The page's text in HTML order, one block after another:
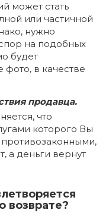
может стать
или частичной
нужно
на подобных
будет
фото, в качестве
продавца.
что
которого Вы
а деньги вернут
возврате?